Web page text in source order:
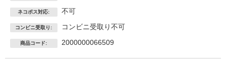
ネコポス対応: 不可
コンビニ受取り: コンビニ受取り不可
商品コード: 2000000066509